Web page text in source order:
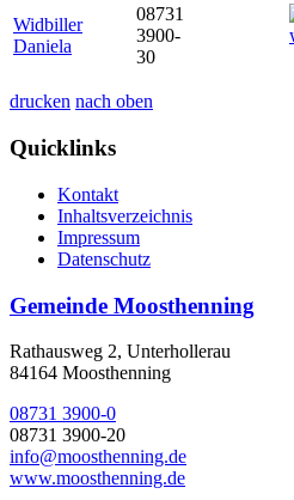
Widbiller
Daniela
08731
3900-
30
drucken nach oben
Quicklinks
Kontakt
Inhaltsverzeichnis
Impressum
Datenschutz
Gemeinde Moosthenning
Rathausweg 2, Unterhollerau
84164 Moosthenning
08731 3900-0
08731 3900-20
info@moosthenning.de
www.moosthenning.de